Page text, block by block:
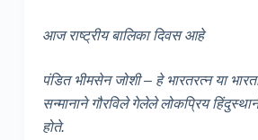
आज राष्ट्रीय बालिका दिवस आहे
पंडित भीमसेन जोशी – हे भारतरत्न या
सन्मानाने गौरविले गेलेले लोकप्रिय
होते.